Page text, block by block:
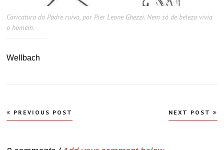
Caricatura do Padre ruivo, por Pier Leone Ghezzi. Nem só de beleza vivia
o homem.
Wellbach
Navegação
de
PREVIOUS POST NEXT POST